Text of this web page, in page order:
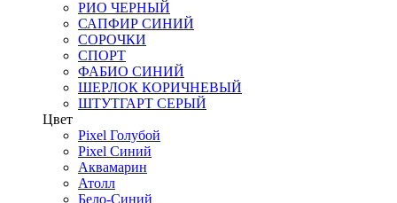
РИО ЧЕРНЫЙ
САПФИР СИНИЙ
СОРОЧКИ
СПОРТ
ФАБИО СИНИЙ
ШЕРЛОК КОРИЧНЕВЫЙ
ШТУТГАРТ СЕРЫЙ
Цвет
Pixel Голубой
Pixel Синий
Аквамарин
Атолл
Бело-Синий